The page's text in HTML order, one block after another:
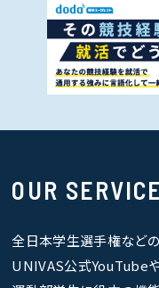
OUR SERVICE
全日本学生選手権など
UNIVAS公式YouTubeや